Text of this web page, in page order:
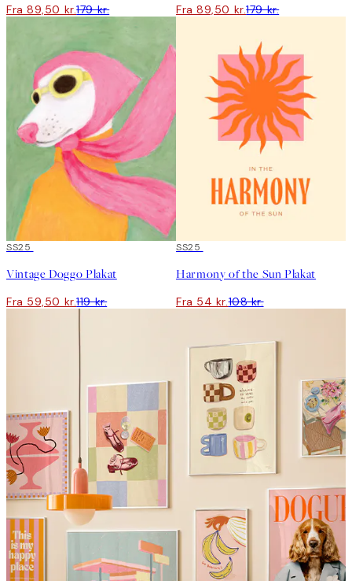
Fra 89,50 kr.179 kr. Fra 89,50 kr.179 kr.
50%*
SS25
Vintage Doggo Plakat
Fra 59,50 kr.119 kr.
50%*
SS25
Harmony of the Sun Plakat
Fra 54 kr.108 kr.